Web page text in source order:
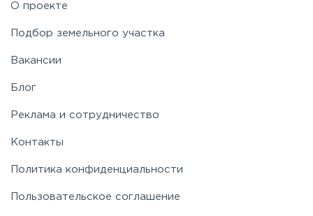
О проекте
Подбор земельного участка
Вакансии
Блог
Реклама и сотрудничество
Контакты
Политика конфиденциальности
Пользовательское соглашение